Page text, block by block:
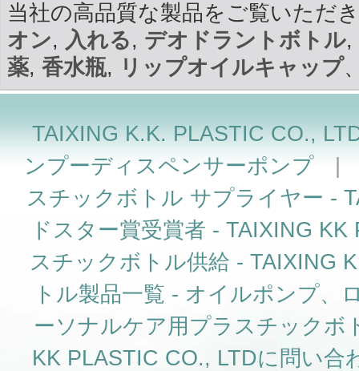
当社の高品質な製品をご覧いただき
オン, 入れる, デオドラントボトル,
薬, 香水瓶, リップオイルキャップ
TAIXING K.K. PLASTIC CO.,
ンプーディスペンサーポンプ
スチックボトル サプライヤー -
ドスター賞受賞者 - TAIXING
スチックボトル供給 - TAIXING
トル製品一覧 - オイルポンプ、
ーソナルケア用プラスチックボ
KK PLASTIC CO., LTDに問い